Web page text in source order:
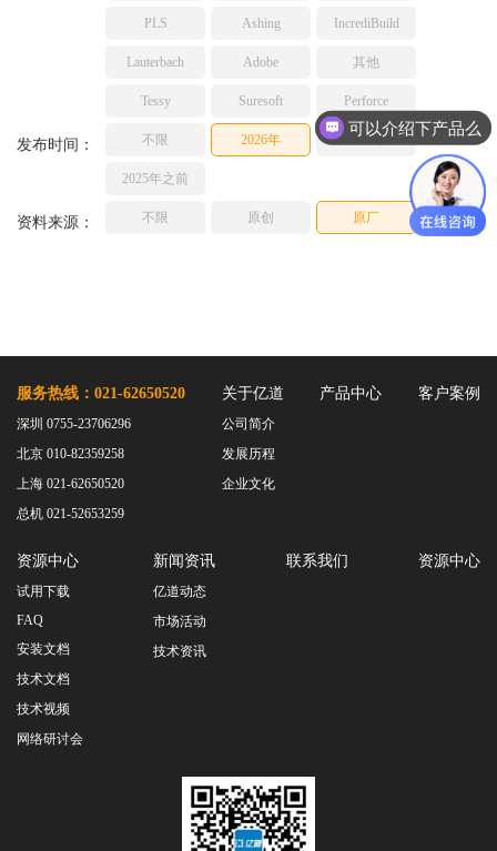
PLS Ashing IncrediBuild
Lauterbach Adobe 其他
Tessy Suresoft Perforce
发布时间： 不限 2026年 2025年
2025年之前
资料来源： 不限 原创 原厂
服务热线：021-62650520
深圳 0755-23706296
北京 010-82359258
上海 021-62650520
总机 021-52653259
关于亿道
公司简介
发展历程
企业文化
产品中心 客户案例
资源中心
试用下载
FAQ
安装文档
技术文档
技术视频
网络研讨会
新闻资讯
亿道动态
市场活动
技术资讯
联系我们 资源中心
可以介绍下产品么